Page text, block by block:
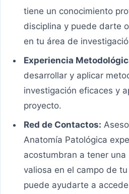
tiene un conocimiento
disciplina y puede darte
en tu área de
Experiencia
desarrollar y aplicar
investigación eficaces y
proyecto.
Red de Contactos:
Anatomía Patológica
acostumbran a tener
valiosa en el campo de
puede ayudarte a